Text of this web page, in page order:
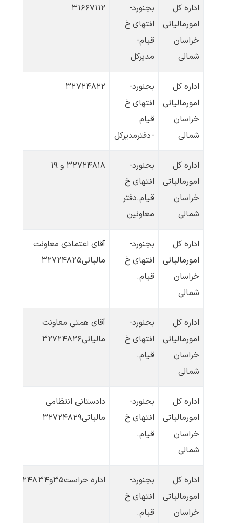
اداره کل
امورمالیاتی
خراسان
شمالی
بجنورد-
انتهای خ
قیام-
مدیرکل
۳۱۶۶۷۱۱۲
اداره کل
امورمالیاتی
خراسان
شمالی
بجنورد-
انتهای خ
قیام
-دفترمدیرکل
۳۲۷۲۴۸۲۲
اداره کل
امورمالیاتی
خراسان
شمالی
بجنورد-
انتهای خ
قیام.دفتر
معاونین
۳۲۷۲۴۸۱۸ و ۱۹
اداره کل
امورمالیاتی
خراسان
شمالی
بجنورد-
انتهای خ
قیام.
آقای اعتمادی معاونت
مالیاتی۳۲۷۲۴۸۲۵
اداره کل
امورمالیاتی
خراسان
شمالی
بجنورد-
انتهای خ
قیام.
آقای همتی معاونت
مالیاتی۳۲۷۲۴۸۲۶
اداره کل
امورمالیاتی
خراسان
شمالی
بجنورد-
انتهای خ
قیام.
دادستانی انتظامی
مالیاتی۳۲۷۲۴۸۲۹
اداره کل
امورمالیاتی
خراسان
بجنورد-
انتهای خ
قیام.
اداره حراست۳۵و۳۲۷۲۴۸۳۴